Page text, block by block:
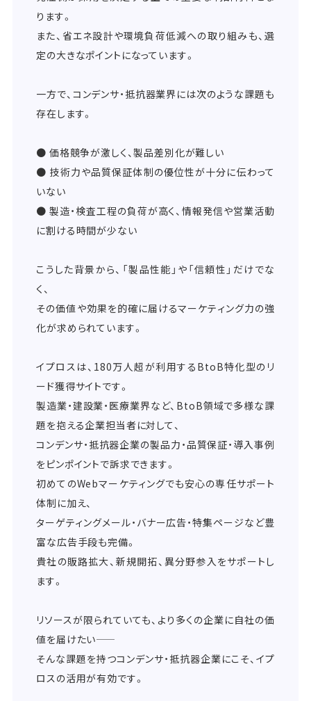
ります。
また、省エネ設計や環境負荷低減への取り組みも、選
定の大きなポイントになっています。
一方で、コンデンサ・抵抗器業界には次のような課題も
存在します。
● 価格競争が激しく、製品差別化が難しい
● 技術力や品質保証体制の優位性が十分に伝わって
いない
● 製造・検査工程の負荷が高く、情報発信や営業活動
に割ける時間が少ない
こうした背景から、「製品性能」や「信頼性」だけでな
く、
その価値や効果を的確に届けるマーケティング力の強
化が求められています。
イプロスは、180万人超が利用するBtoB特化型のリ
ード獲得サイトです。
製造業・建設業・医療業界など、BtoB領域で多様な課
題を抱える企業担当者に対して、
コンデンサ・抵抗器企業の製品力・品質保証・導入事例
をピンポイントで訴求できます。
初めてのWebマーケティングでも安心の専任サポート
体制に加え、
ターゲティングメール・バナー広告・特集ページなど豊
富な広告手段も完備。
貴社の販路拡大、新規開拓、異分野参入をサポートし
ます。
リソースが限られていても、より多くの企業に自社の価
値を届けたい――
そんな課題を持つコンデンサ・抵抗器企業にこそ、イプ
ロスの活用が有効です。